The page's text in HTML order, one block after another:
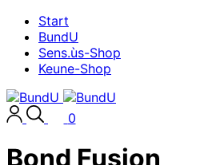
Start
BundU
Sens.ùs-Shop
Keune-Shop
0
Bond Fusion